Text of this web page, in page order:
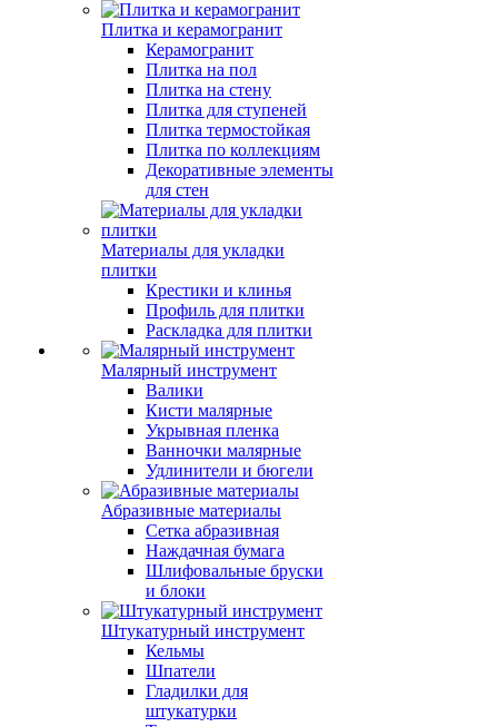
Плитка и керамогранит
Керамогранит
Плитка на пол
Плитка на стену
Плитка для ступеней
Плитка термостойкая
Плитка по коллекциям
Декоративные элементы
для стен
Материалы для укладки
плитки
Крестики и клинья
Профиль для плитки
Раскладка для плитки
Малярный инструмент
Валики
Кисти малярные
Укрывная пленка
Ванночки малярные
Удлинители и бюгели
Абразивные материалы
Сетка абразивная
Наждачная бумага
Шлифовальные бруски
и блоки
Штукатурный инструмент
Кельмы
Шпатели
Гладилки для
штукатурки